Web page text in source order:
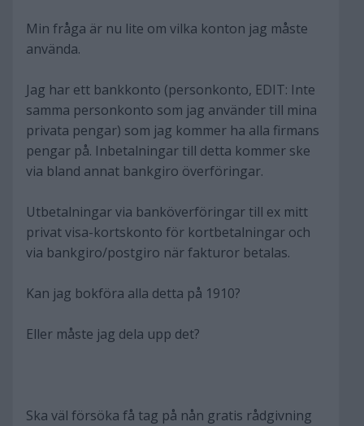
Min fråga är nu lite om vilka konton jag måste
använda.
Jag har ett bankkonto (personkonto, EDIT: Inte
samma personkonto som jag använder till mina
privata pengar) som jag kommer ha alla firmans
pengar på. Inbetalningar till detta kommer ske
via bland annat bankgiro överföringar.
Utbetalningar via banköverföringar till ex mitt
privat visa-kortskonto för kortbetalningar och
via bankgiro/postgiro när fakturor betalas.
Kan jag bokföra alla detta på 1910?
Eller måste jag dela upp det?
Ska väl försöka få tag på nån gratis rådgivning